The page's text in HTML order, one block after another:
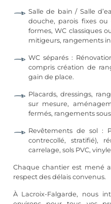
Salle de bain / Salle
douche, parois fixes ou
formes, WC classiques
mitigeurs, rangements
WC séparés :
compris création de
gain de place.
Placards, dressings,
sur mesure,
fermés, rangements
Revêtements de sol :
contrecollé, stratifié),
carrelage, sols PVC,
Chaque chantier est mené
respect des délais convenus.
À Lacroix-Falgarde, nous